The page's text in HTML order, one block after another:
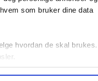
som bruker dine data
hvordan de skal brukes.